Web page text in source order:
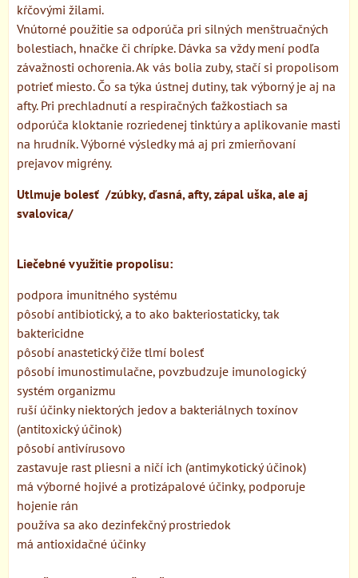
kŕčovými žilami.
Vnútorné použitie sa odporúča pri silných menštruačných
bolestiach, hnačke či chrípke. Dávka sa vždy mení podľa
závažnosti ochorenia. Ak vás bolia zuby, stačí si propolisom
potrieť miesto. Čo sa týka ústnej dutiny, tak výborný je aj na
afty. Pri prechladnutí a respiračných ťažkostiach sa
odporúča kloktanie rozriedenej tinktúry a aplikovanie masti
na hrudník. Výborné výsledky má aj pri zmierňovaní
prejavov migrény.
Utlmuje bolesť /zúbky, ďasná, afty, zápal uška, ale aj
svalovica/
Liečebné využitie propolisu:
podpora imunitného systému
pôsobí antibiotický, a to ako bakteriostaticky, tak
baktericidne
pôsobí anastetický čiže tlmí bolesť
pôsobí imunostimulačne, povzbudzuje imunologický
systém organizmu
ruší účinky niektorých jedov a bakteriálnych toxínov
(antitoxický účinok)
pôsobí antivírusovo
zastavuje rast pliesni a ničí ich (antimykotický účinok)
má výborné hojivé a protizápalové účinky, podporuje
hojenie rán
používa sa ako dezinfekčný prostriedok
má antioxidačné účinky